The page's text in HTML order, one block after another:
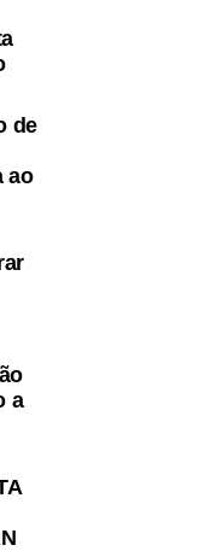
destacaram a
entre o Poder
de negócios, a
atração de novos
a agenda de
que aponta para
e regulatória com o
indústria.
transformar as suas
e renda
fortalecimento da
de
ao
a